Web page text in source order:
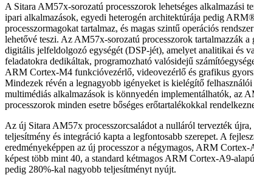
A Sitara AM57x-sorozatú processzorok lehetséges alkalmazási
ipari alkalmazások, egyedi heterogén architektúrája pedig
processzormagokat tartalmaz, és magas szintű operációs
lehetővé teszi. Az AM57x-sorozatú processzorok tartalmazzák
digitális jelfeldolgozó egységét (DSP-jét), amelyet analitikai és
feladatokra dedikáltak, programozható valósidejű
ARM Cortex-M4 funkcióvezérlő, videovezérlő és grafikus
Mindezek révén a legnagyobb igényeket is kielégítő felhasználói
multimédiás alkalmazások is könnyedén implementálhatók, az
processzorok minden esetre bőséges erőtartalékokkal
Az új Sitara AM57x processzorcsaládot a nulláról tervezték újra,
teljesítmény és integráció kapta a legfontosabb szerepet. A
eredményeképpen az új processzor a négymagos, ARM
képest több mint 40, a standard kétmagos ARM Cortex-A9-
pedig 280%-kal nagyobb teljesítményt nyújt.